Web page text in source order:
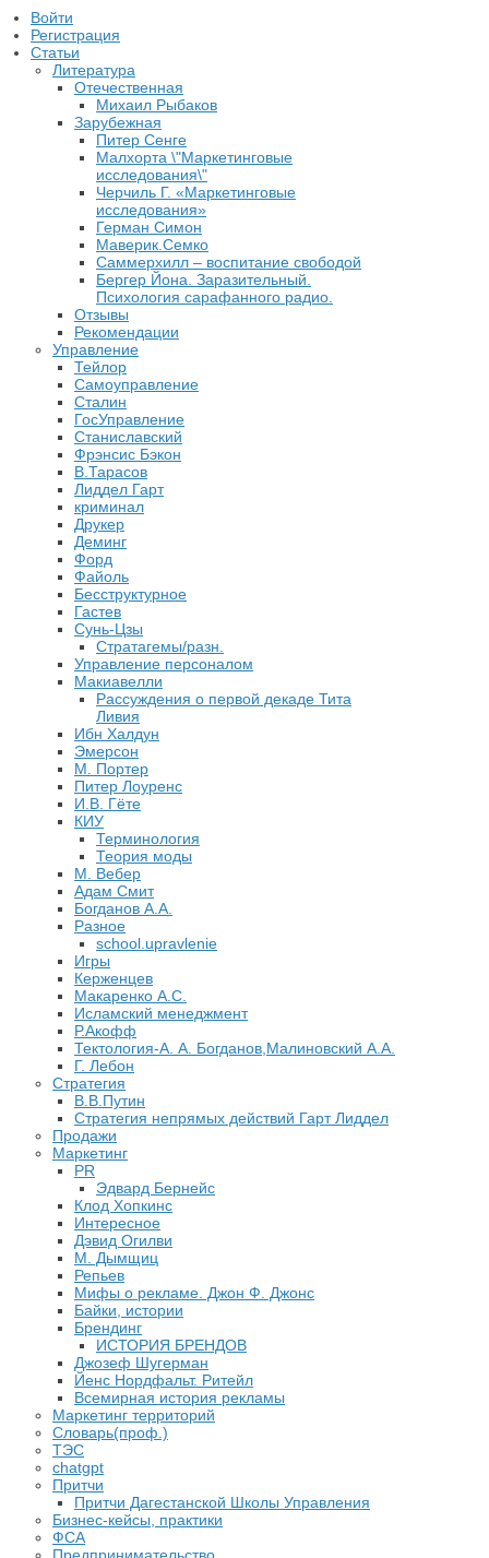
Войти
Регистрация
Статьи
Литература
Отечественная
Михаил Рыбаков
Зарубежная
Питер Сенге
Малхорта \"Маркетинговые
исследования\"
Черчиль Г. «Маркетинговые
исследования»
Герман Симон
Маверик.Семко
Саммерхилл – воспитание свободой
Бергер Йона. Заразительный.
Психология сарафанного радио.
Отзывы
Рекомендации
Управление
Тейлор
Самоуправление
Сталин
ГосУправление
Станиславский
Фрэнсис Бэкон
В.Тарасов
Лиддел Гарт
криминал
Друкер
Деминг
Форд
Файоль
Бесструктурное
Гастев
Сунь-Цзы
Стратагемы/разн.
Управление персоналом
Макиавелли
Рассуждения о первой декаде Тита
Ливия
Ибн Халдун
Эмерсон
М. Портер
Питер Лоуренс
И.В. Гёте
КИУ
Терминология
Теория моды
М. Вебер
Адам Смит
Богданов А.А.
Разное
school.upravlenie
Игры
Керженцев
Макаренко А.С.
Исламский менеджмент
Р.Акофф
Тектология-А. А. Богданов,Малиновский А.А.
​Г. Лебон
Стратегия
В.В.Путин
​Стратегия непрямых действий Гарт Лиддел
Продажи
Маркетинг
PR
Эдвард Бернейс
Клод Хопкинс
Интересное
Дэвид Огилви
М. Дымщиц
Репьев
Мифы о рекламе. Джон Ф. Джонс
Байки, истории
Брендинг
ИСТОРИЯ БРЕНДОВ
Джозеф Шугерман
​Йенс Нордфальт. Ритейл
Всемирная история рекламы
Маркетинг территорий
Словарь(проф.)
ТЭС
chatgpt
Притчи
Притчи Дагестанской Школы Управления
Бизнес-кейсы, практики
ФСА